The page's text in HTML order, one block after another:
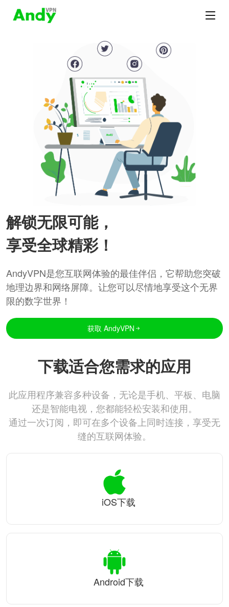
解锁无限可能，
享受全球精彩！
AndyVPN是您互联网体验的最佳伴侣，它帮助您突破
地理边界和网络屏障。让您可以尽情地享受这个无界
限的数字世界！
获取 AndyVPN
下载适合您需求的应用
此应用程序兼容多种设备，无论是手机、平板、电脑
还是智能电视，您都能轻松安装和使用。
通过一次订阅，即可在多个设备上同时连接，享受无
缝的互联网体验。
iOS下载
Android下载